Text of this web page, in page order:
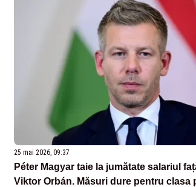
25 mai 2026, 09:37
Péter Magyar taie la jumătate salariul
Viktor Orbán. Măsuri dure pentru clasa